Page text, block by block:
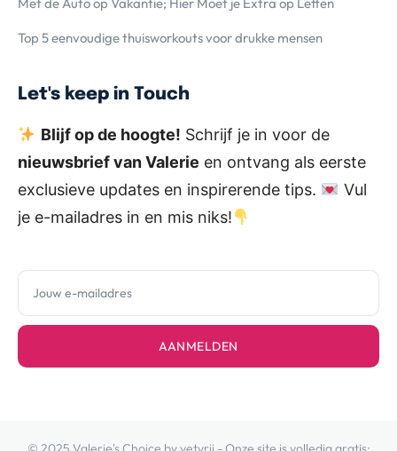
Top 5 eenvoudige thuisworkouts voor drukke mensen
Let's keep in Touch
Blijf op de hoogte! Schrijf je in voor de
nieuwsbrief van Valerie en ontvang als eerste
exclusieve updates en inspirerende tips.
Vul
je e-mailadres in en mis niks!
AANMELDEN